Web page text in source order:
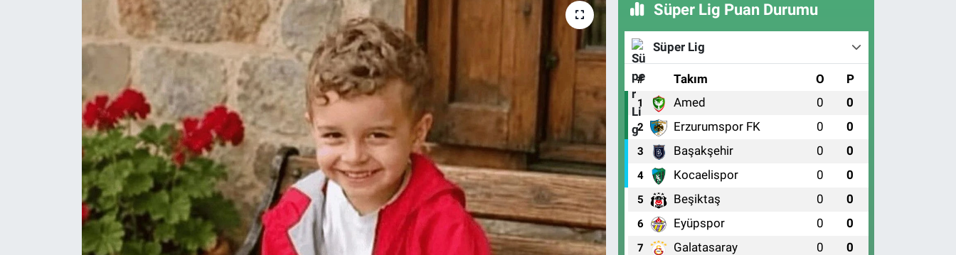
Süper Lig Puan Durumu
Süper Lig
# Takım O P
1 Amed 0 0
2 Erzurumspor FK 0 0
3 Başakşehir 0 0
4 Kocaelispor 0 0
5 Beşiktaş 0 0
6 Eyüpspor 0 0
7 Galatasaray 0 0